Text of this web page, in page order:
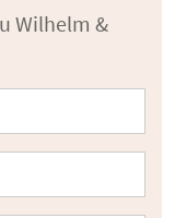
Wilhelm &